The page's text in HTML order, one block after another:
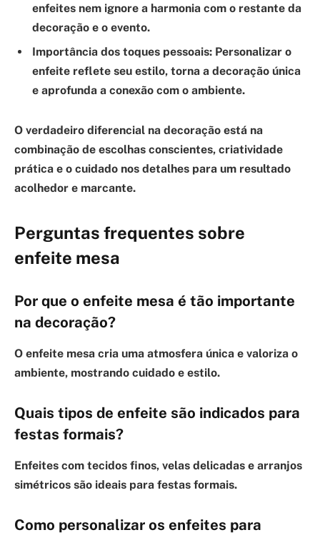
enfeites nem ignore a harmonia com o restante da
decoração e o evento.
Importância dos toques pessoais: Personalizar o
enfeite reflete seu estilo, torna a decoração única
e aprofunda a conexão com o ambiente.
O verdadeiro diferencial na decoração está na
combinação de escolhas conscientes, criatividade
prática e o cuidado nos detalhes para um resultado
acolhedor e marcante.
Perguntas frequentes sobre
enfeite mesa
Por que o enfeite mesa é tão importante
na decoração?
O enfeite mesa cria uma atmosfera única e valoriza o
ambiente, mostrando cuidado e estilo.
Quais tipos de enfeite são indicados para
festas formais?
Enfeites com tecidos finos, velas delicadas e arranjos
simétricos são ideais para festas formais.
Como personalizar os enfeites para